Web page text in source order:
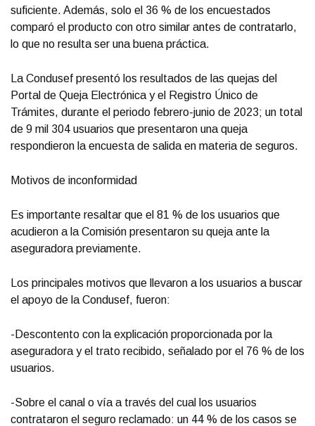
suficiente. Además, solo el 36 % de los encuestados
comparó el producto con otro similar antes de contratarlo,
lo que no resulta ser una buena práctica.
La Condusef presentó los resultados de las quejas del
Portal de Queja Electrónica y el Registro Único de
Trámites, durante el periodo febrero-junio de 2023; un total
de 9 mil 304 usuarios que presentaron una queja
respondieron la encuesta de salida en materia de seguros.
Motivos de inconformidad
Es importante resaltar que el 81 % de los usuarios que
acudieron a la Comisión presentaron su queja ante la
aseguradora previamente.
Los principales motivos que llevaron a los usuarios a buscar
el apoyo de la Condusef, fueron:
-Descontento con la explicación proporcionada por la
aseguradora y el trato recibido, señalado por el 76 % de los
usuarios.
-Sobre el canal o vía a través del cual los usuarios
contrataron el seguro reclamado: un 44 % de los casos se